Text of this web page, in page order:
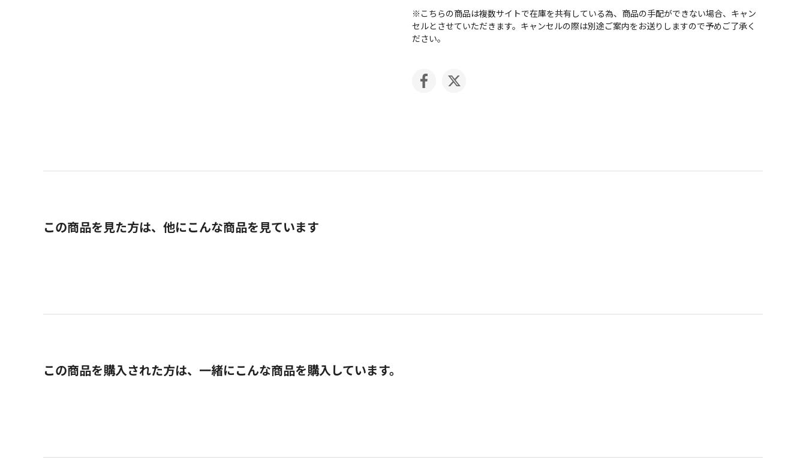
※こちらの商品は複数サイトで在庫を共有している為、商品の手配ができない場合、キャン
セルとさせていただきます。キャンセルの際は別途ご案内をお送りしますので予めご了承く
ださい。
この商品を見た方は、他にこんな商品を見ています
この商品を購入された方は、一緒にこんな商品を購入しています。